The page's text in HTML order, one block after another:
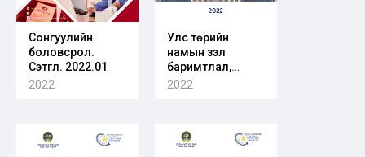
Сонгуулийн
боловсрол.
Сэтгүүл. 2022.01
2022
Улс төрийн
намын үзэл
баримтлал,
дэлхий нийтийн
гишүүнчлэл болон
2022